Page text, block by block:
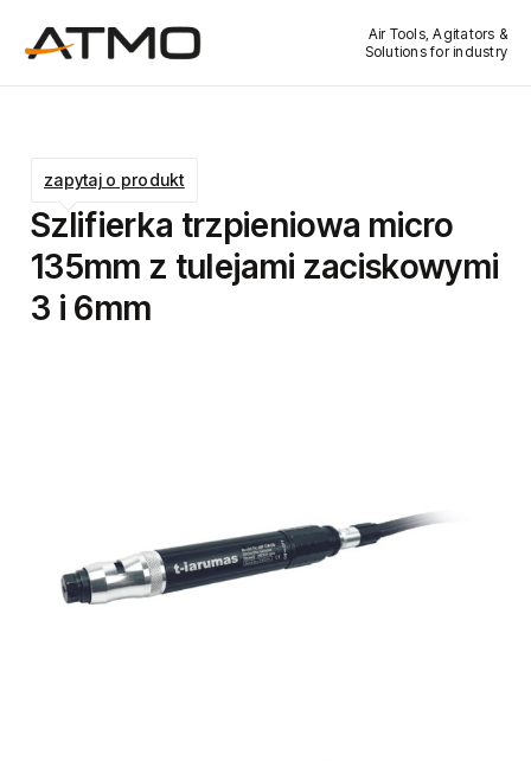
Air Tools, Agitators &
Solutions for industry
Szlifierka trzpieniowa micro
135mm z tulejami zaciskowymi
3 i 6mm
zapytaj o produkt